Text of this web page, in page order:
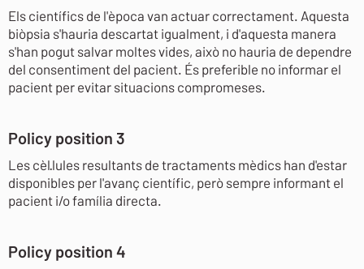
Els científics de l'època van actuar correctament. Aquesta
biòpsia s'hauria descartat igualment, i d'aquesta manera
s'han pogut salvar moltes vides, això no hauria de dependre
del consentiment del pacient. És preferible no informar el
pacient per evitar situacions compromeses.
Policy position 3
Les cèl·lules resultants de tractaments mèdics han d'estar
disponibles per l'avanç científic, però sempre informant el
pacient i/o família directa.
Policy position 4